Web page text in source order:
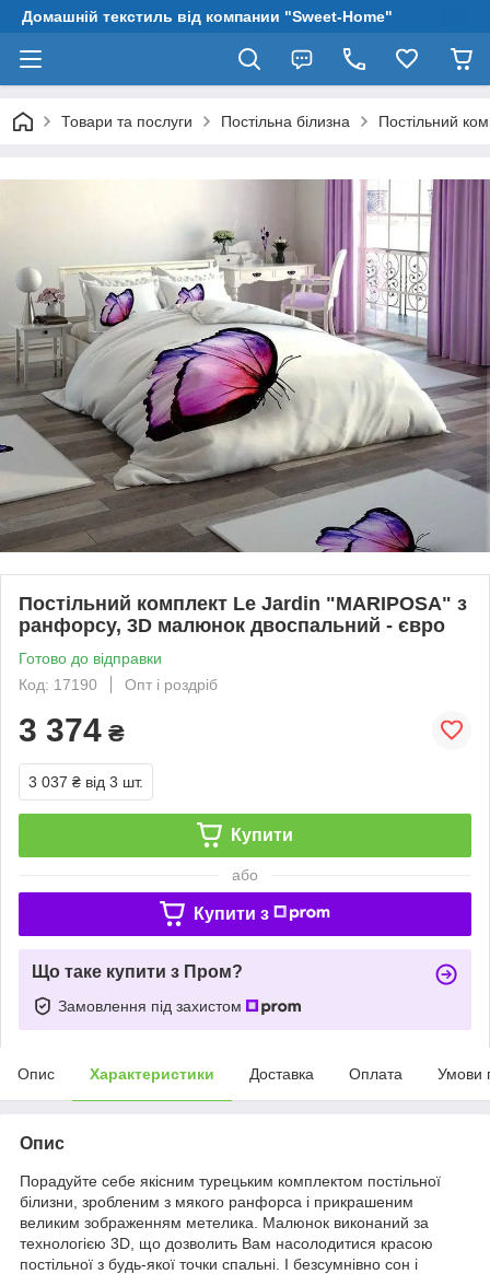
Домашній текстиль від компании "Sweet-Home"
Товари та послуги Постільна білизна Постільний
Постільний комплект Le Jardin "MARIPOSA" з
ранфорсу, 3D малюнок двоспальний - євро
Готово до відправки
Код: 17190
Опт і роздріб
3 374 ₴
3 037 ₴ від 3 шт.
Купити
або
Купити з
Що таке купити з Пром?
Замовлення під захистом
Опис Характеристики Доставка Оплата Умови
Опис
Порадуйте себе якісним турецьким комплектом постільної
білизни, зробленим з мякого ранфорса і прикрашеним
великим зображенням метелика. Малюнок виконаний за
технологією 3D, що дозволить Вам насолодитися красою
постільної з будь-якої точки спальні. І безсумнівно сон і